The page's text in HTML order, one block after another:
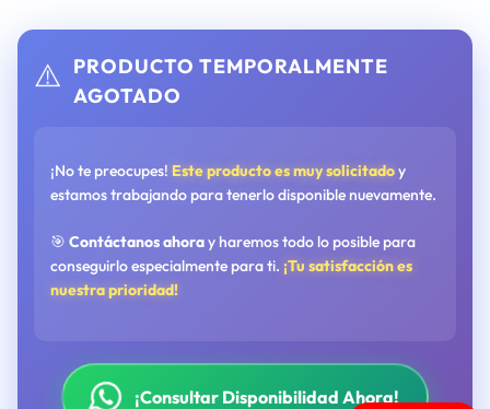
⚠️ PRODUCTO TEMPORALMENTE
AGOTADO
¡No te preocupes! Este producto es muy solicitadoy
estamos trabajando para tenerlo disponible nuevamente.
🎯 Contáctanos ahoray haremos todo lo posible para
conseguirlo especialmente para ti. ¡Tu satisfacción es
nuestra prioridad!
¡Consultar Disponibilidad Ahora!